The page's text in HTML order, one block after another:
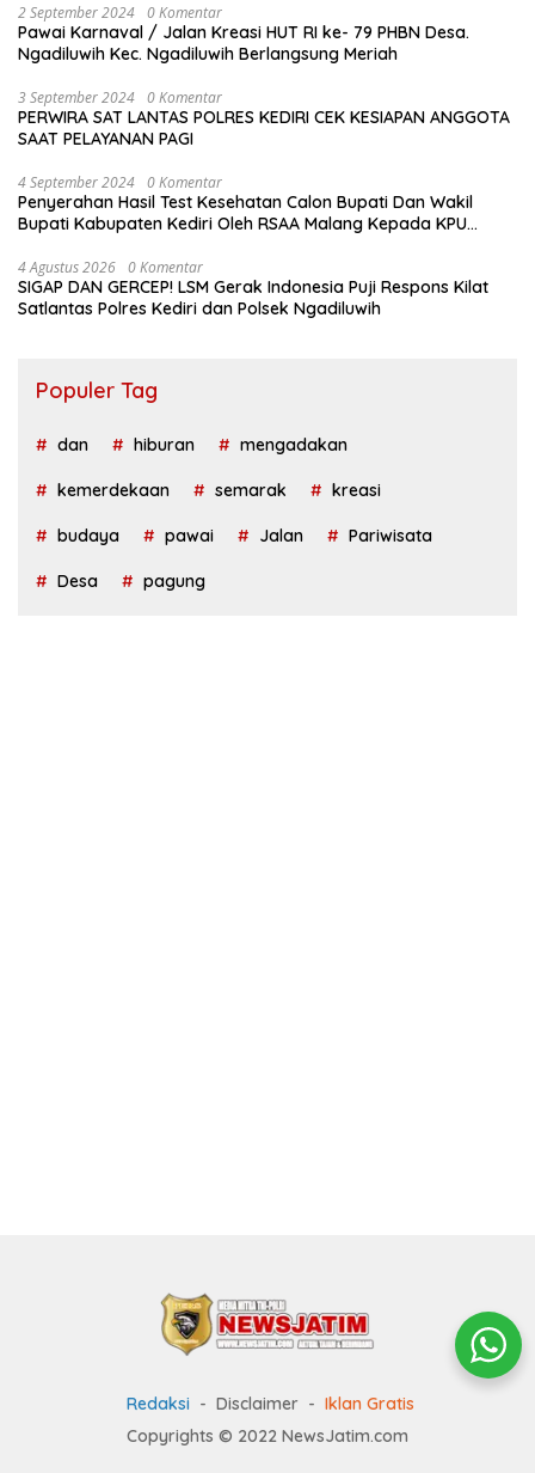
2 September 2024 0 Komentar
Pawai Karnaval / Jalan Kreasi HUT RI ke- 79 PHBN Desa.
Ngadiluwih Kec. Ngadiluwih Berlangsung Meriah
3 September 2024 0 Komentar
PERWIRA SAT LANTAS POLRES KEDIRI CEK KESIAPAN ANGGOTA
SAAT PELAYANAN PAGI
4 September 2024 0 Komentar
Penyerahan Hasil Test Kesehatan Calon Bupati Dan Wakil
Bupati Kabupaten Kediri Oleh RSAA Malang Kepada KPU
4 Agustus 2026 0 Komentar
SIGAP DAN GERCEP! LSM Gerak Indonesia Puji Respons Kilat
Satlantas Polres Kediri dan Polsek Ngadiluwih
Populer Tag
dan hiburan mengadakan
kemerdekaan semarak kreasi
budaya pawai Jalan Pariwisata
Desa pagung
Redaksi Disclaimer
Iklan Gratis
Copyrights © 2022 NewsJatim.com